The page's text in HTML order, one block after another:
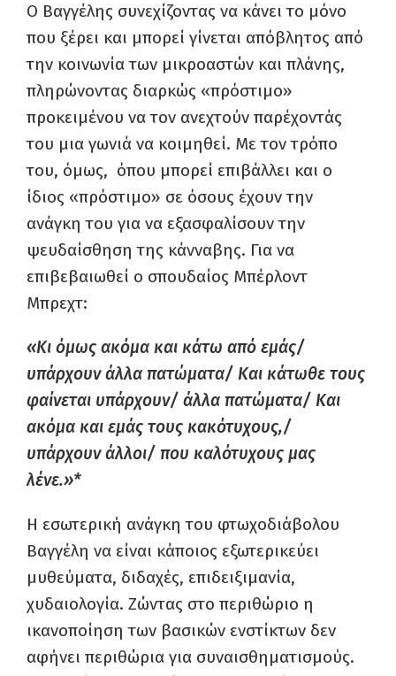
Ο Βαγγέλης συνεχίζοντας να κάνει το μόνο
που ξέρει και μπορεί γίνεται απόβλητος από
την κοινωνία των μικροαστών και πλάνης,
πληρώνοντας διαρκώς «πρόστιμο»
προκειμένου να τον ανεχτούν παρέχοντάς
του μια γωνιά να κοιμηθεί. Με τον τρόπο
του, όμως, όπου μπορεί επιβάλλει και ο
ίδιος «πρόστιμο» σε όσους έχουν την
ανάγκη του για να εξασφαλίσουν την
ψευδαίσθηση της κάνναβης. Για να
επιβεβαιωθεί ο σπουδαίος Μπέρλοντ
Μπρεχτ:
«Κι όμως ακόμα και κάτω από εμάς/
υπάρχουν άλλα πατώματα/ Και κάτωθε τους
φαίνεται υπάρχουν/ άλλα πατώματα/ Και
ακόμα και εμάς τους κακότυχους,/
υπάρχουν άλλοι/ που καλότυχους μας
λένε.»*
Η εσωτερική ανάγκη του φτωχοδιάβολου
Βαγγέλη να είναι κάποιος εξωτερικεύει
μυθεύματα, διδαχές, επιδειξιμανία,
χυδαιολογία. Ζώντας στο περιθώριο η
ικανοποίηση των βασικών ενστίκτων δεν
αφήνει περιθώρια για συναισθηματισμούς.